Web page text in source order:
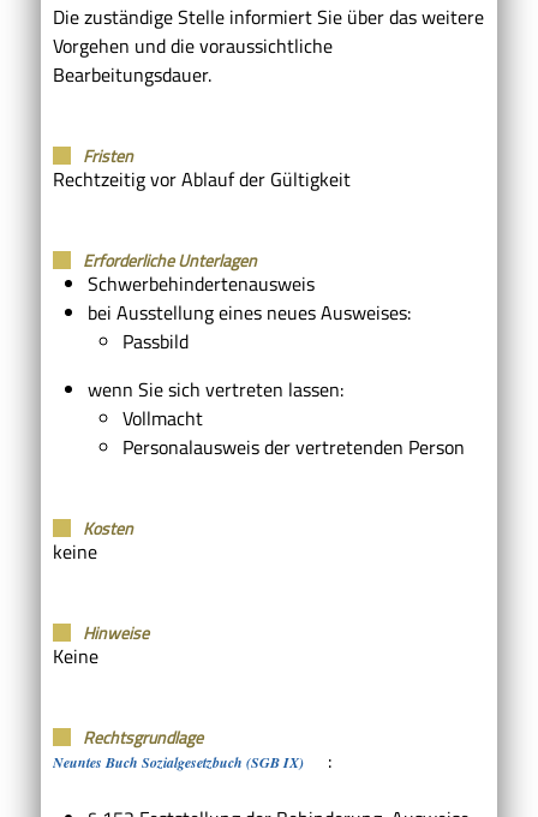
Die zuständige Stelle informiert Sie über das weitere
Vorgehen und die voraussichtliche
Bearbeitungsdauer.
Fristen
Rechtzeitig vor Ablauf der Gültigkeit
Erforderliche Unterlagen
Schwerbehindertenausweis
bei Ausstellung eines neues Ausweises:
Passbild
wenn Sie sich vertreten lassen:
Vollmacht
Personalausweis der vertretenden Person
Kosten
keine
Hinweise
Keine
Rechtsgrundlage
Neuntes Buch Sozialgesetzbuch (SGB IX)
: